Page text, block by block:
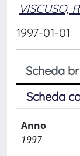
VISCUSO,
1997-01-01
Scheda
Scheda
Anno
1997